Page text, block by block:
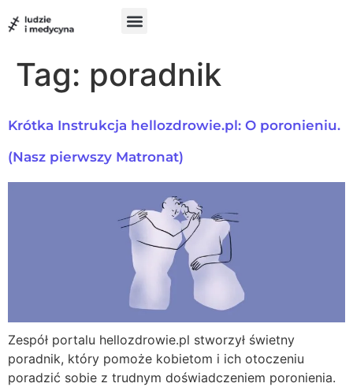
treści
Tag: poradnik
Krótka Instrukcja hellozdrowie.pl: O poronieniu.
(Nasz pierwszy Matronat)
Zespół portalu hellozdrowie.pl stworzył świetny
poradnik, który pomoże kobietom i ich otoczeniu
poradzić sobie z trudnym doświadczeniem poronienia.